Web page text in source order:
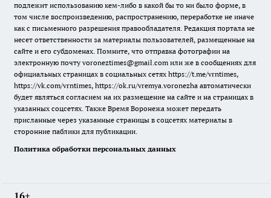
подлежит использованию кем-либо в какой бы то ни было форме, в
том числе воспроизведению, распространению, переработке не иначе
как с письменного разрешения правообладателя. Редакция портала не
несет ответственности за материалы пользователей, размещенные на
сайте и его субдоменах. Помните, что отправка фотографии на
электронную почту voroneztimes@gmail.com или же в сообщениях для
официальных страницах в социальных сетях https://t.me/vrntimes,
https://vk.com/vrntimes, https://ok.ru/vremya.voronezha автоматически
будет являться согласием на их размещение на сайте и на страницах в
указанных соцсетях. Также Время Воронежа может передать
присланные через указанные страницы в соцсетях материалы в
сторонние паблики для публикации.
Политика обработки персональных данных
16+